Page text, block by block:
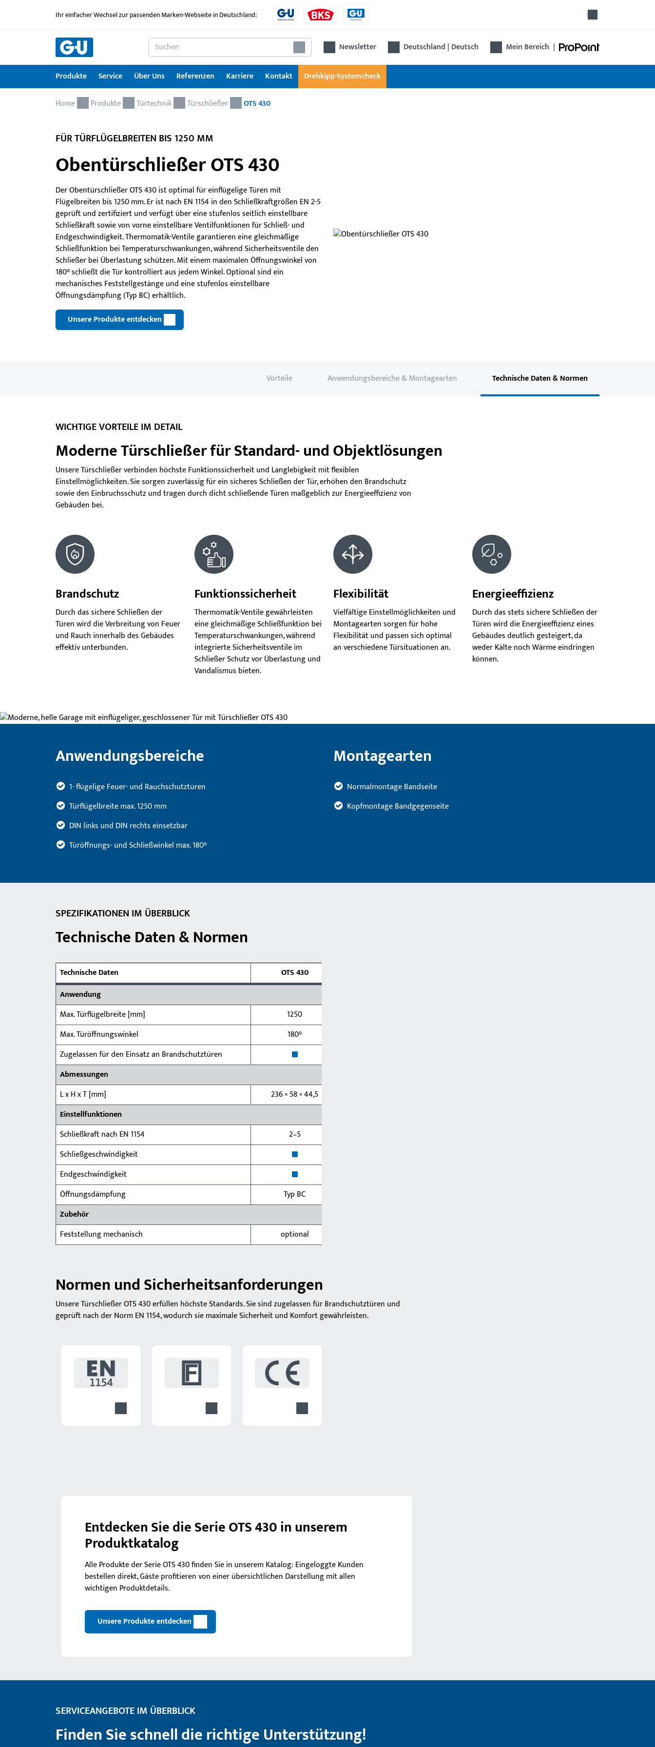
Ihr einfacher Wechsel zur passenden Marken-Webseite in Deutschland:
Newsletter Deutschland | Deutsch Mein Bereich |
Produkte
Produkte
Türschwellen
Montagematerial
Türtechnik
Elektrische Türöffner
Türbänder
Service
Service
GU Lizenzierungen
Downloadportal
Seminare
Über Uns
Über Uns
Referenzen
Referenzen
Karriere
Karriere
Jobportal
Kontakt
Kontakt
Drehkipp-Systemcheck
Drehkipp-Systemcheck
Home Produkte Türtechnik Türschließer OTS 430
FÜR TÜRFLÜGELBREITEN BIS 1250 MM
Obentürschließer OTS 430
Der Obentürschließer OTS 430 ist optimal für einflügelige Türen mit
Flügelbreiten bis 1250 mm. Er ist nach EN 1154 in den Schließkraftgrößen EN 2-5
geprüft und zertifiziert und verfügt über eine stufenlos seitlich einstellbare
Schließkraft sowie von vorne einstellbare Ventilfunktionen für Schließ- und
Endgeschwindigkeit. Thermomatik-Ventile garantieren eine gleichmäßige
Schließfunktion bei Temperaturschwankungen, während Sicherheitsventile den
Schließer bei Überlastung schützen. Mit einem maximalen Öffnungswinkel von
180° schließt die Tür kontrolliert aus jedem Winkel. Optional sind ein
mechanisches Feststellgestänge und eine stufenlos einstellbare
Öffnungsdämpfung (Typ BC) erhältlich.
Unsere Produkte entdecken
Vorteile Anwendungsbereiche & Montagearten Technische Daten & Normen
WICHTIGE VORTEILE IM DETAIL
Moderne Türschließer für Standard- und Objektlösungen
Unsere Türschließer verbinden höchste Funktionssicherheit und Langlebigkeit mit flexiblen
Einstellmöglichkeiten. Sie sorgen zuverlässig für ein sicheres Schließen der Tür, erhöhen den Brandschutz
sowie den Einbruchsschutz und tragen durch dicht schließende Türen maßgeblich zur Energieeffizienz von
Gebäuden bei.
Brandschutz
Durch das sichere Schließen der
Türen wird die Verbreitung von Feuer
und Rauch innerhalb des Gebäudes
effektiv unterbunden.
Funktionssicherheit
Thermomatik-Ventile gewährleisten
eine gleichmäßige Schließfunktion bei
Temperaturschwankungen, während
integrierte Sicherheitsventile im
Schließer Schutz vor Überlastung und
Vandalismus bieten.
Flexibilität
Vielfältige Einstellmöglichkeiten und
Montagearten sorgen für hohe
Flexibilität und passen sich optimal
an verschiedene Türsituationen an.
Energieeffizienz
Durch das stets sichere Schließen der
Türen wird die Energieeffizienz eines
Gebäudes deutlich gesteigert, da
weder Kälte noch Wärme eindringen
können.
Anwendungsbereiche
1- flügelige Feuer- und Rauchschutztüren
Türflügelbreite max. 1250 mm
DIN links und DIN rechts einsetzbar
Türöffnungs- und Schließwinkel max. 180°
Montagearten
Normalmontage Bandseite
Kopfmontage Bandgegenseite
SPEZIFIKATIONEN IM ÜBERBLICK
Technische Daten & Normen
Technische Daten
OTS 430
Anwendung
Max. Türflügelbreite [mm]
1250
Max. Türöffnungswinkel
180°
Zugelassen für den Einsatz an Brandschutztüren
x
Abmessungen
L x H x T [mm]
236 × 58 × 44,5
Einstellfunktionen
Schließkraft nach EN 1154
2–5
Schließgeschwindigkeit
x
Endgeschwindigkeit
x
Öffnungsdämpfung
Typ BC
Zubehör
Feststellung mechanisch
optional
Normen und Sicherheitsanforderungen
Unsere Türschließer OTS 430 erfüllen höchste Standards. Sie sind zugelassen für Brandschutztüren und
geprüft nach der Norm EN 1154, wodurch sie maximale Sicherheit und Komfort gewährleisten.
Entdecken Sie die Serie OTS 430 in unserem
Produktkatalog
Alle Produkte der Serie OTS 430 finden Sie in unserem Katalog: Eingeloggte Kunden
bestellen direkt, Gäste profitieren von einer übersichtlichen Darstellung mit allen
wichtigen Produktdetails.
Unsere Produkte entdecken
SERVICEANGEBOTE IM ÜBERBLICK
Finden Sie schnell die richtige Unterstützung!